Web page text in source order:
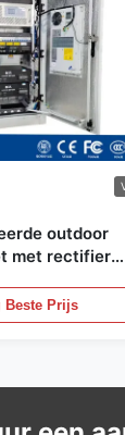
outdoor
met rectifier
behuizing
Beste Prijs